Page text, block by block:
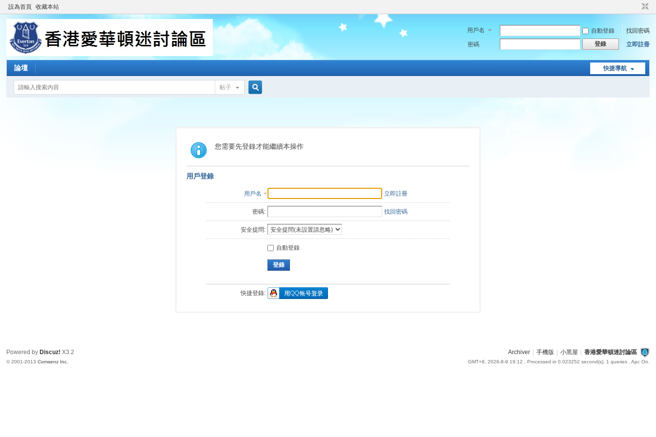
設為首頁 收藏本站
用戶名 自動登錄
找回密碼
密碼
登錄 立即註冊
快捷導航
論壇
帖子
索
您需要先登錄才能繼續本操作
用戶登錄
用戶名 立即註冊
密碼: 找回密碼
安全提問:
自動登錄
登錄
快捷登錄:
Archiver 手機版 小黑屋 香港愛華頓迷討論區
GMT+8, 2026-8-9 19:12 , Processed in 0.023252 second(s), 1 queries , Apc On.
Powered by Discuz! X3.2
© 2001-2013Comsenz Inc.